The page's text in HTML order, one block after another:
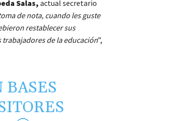
Salas, actual secretario
de nota, cuando les guste
restablecer sus
trabajadores de la educación”,
BASES